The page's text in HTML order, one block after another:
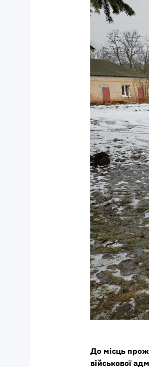
До місць
військової